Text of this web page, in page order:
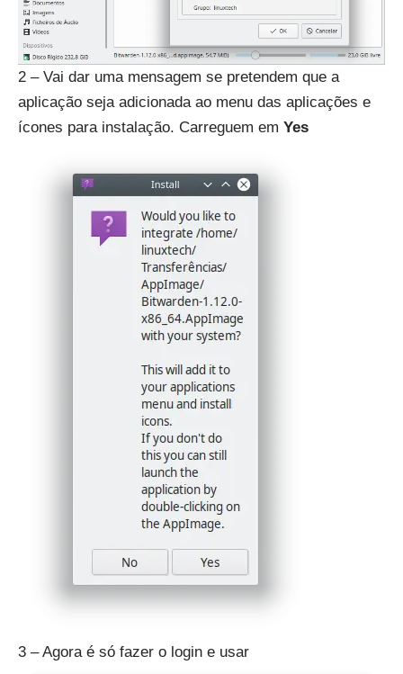
2 – Vai dar uma mensagem se pretendem que a
aplicação seja adicionada ao menu das aplicações e
ícones para instalação. Carreguem em Yes
3 – Agora é só fazer o login e usar